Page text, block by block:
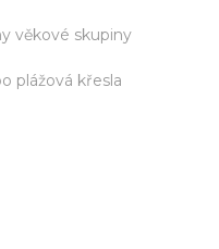
věkové skupiny
plážová křesla